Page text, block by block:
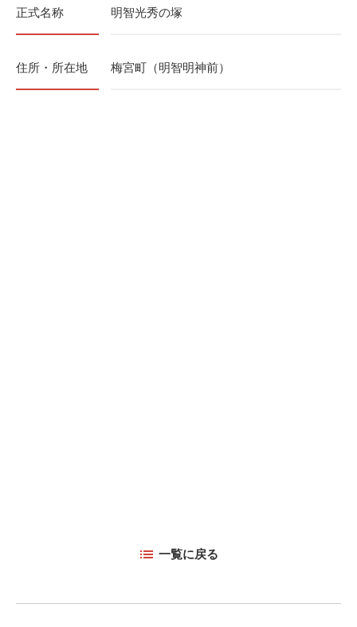
正式名称 明智光秀の塚
住所・所在地 梅宮町（明智明神前）
一覧に戻る